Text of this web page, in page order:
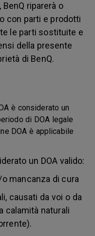
riparerà o
con parti e prodotti
le parti sostituite e
della presente
di BenQ.
è considerato un
di DOA legale
DOA è applicabile
un DOA valido:
mancanza di cura
causati da voi o da
calamità naturali